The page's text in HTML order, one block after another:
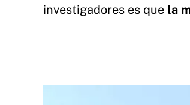
investigadores es que la